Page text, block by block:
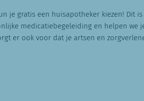
je gratis een huisapotheker kiezen!
medicatiebegeleiding en helpen we
er ook voor dat je artsen en